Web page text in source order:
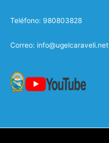
Teléfono: 980803828
Correo: info@ugelcaraveli.net